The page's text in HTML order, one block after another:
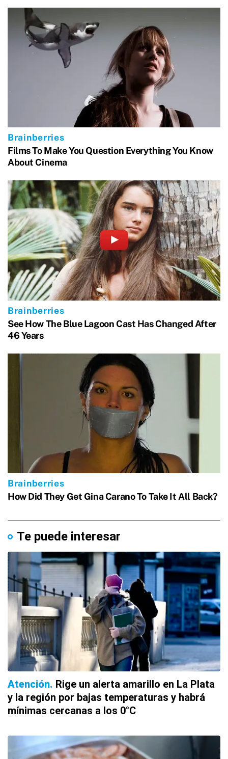
Te puede interesar
Atención Rige un alerta amarillo en La Plata
y la región por bajas temperaturas y habrá
mínimas cercanas a los 0°C